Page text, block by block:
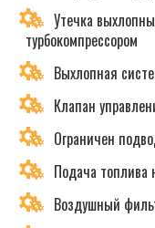
Утечка
турбокомпрессором
Выхлопная
Клапан
Ограничен
Подача топлива
Воздушный